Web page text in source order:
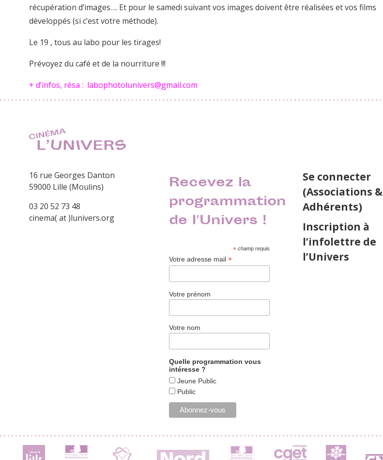
récupération d’images…. Et pour le samedi suivant vos images doivent être réalisées et vos films
développés (si c’est votre méthode).
Le 19 , tous au labo pour les tirages!
Prévoyez du café et de la nourriture !!!
+ d’infos, résa : labophotolunivers@gmail.com
16 rue Georges Danton
59000 Lille (Moulins)
03 20 52 73 48
cinema( at )lunivers.org
Recevez la
programmation
de l'Univers !
*champ requis
Votre adresse mail*
Votre prénom
Votre nom
Quelle programmation vous
intéresse ?
Jeune Public
Public
Se connecter
(Associations &
Adhérents)
Inscription à
l’infolettre de
l’Univers